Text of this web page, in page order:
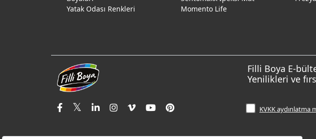
Yatak Odası Renkleri
Momento Life
Filli Boya E-
Yenilikleri ve
KVKK aydınlatma